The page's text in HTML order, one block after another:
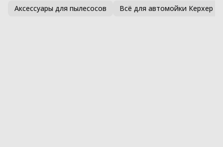
Аксессуары для пылесосов Всё для автомойки Керхер